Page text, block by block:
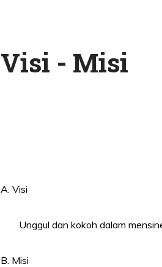
Visi - Misi
A. Visi
Unggul dan kokoh dalam
B. Misi